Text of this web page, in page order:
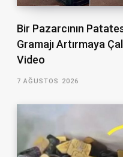
Bir Pazarcının
Gramajı Artırmaya
Video
7 AĞUSTOS 2026